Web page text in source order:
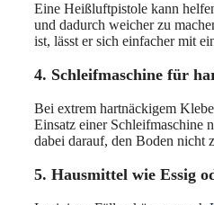
Eine Heißluftpistole kann
und dadurch weicher zu
ist, lässt er sich einfacher mit
4. Schleifmaschine für
Bei extrem hartnäckigem
Einsatz einer Schleifmaschine
dabei darauf, den Boden nicht
5. Hausmittel wie Essig